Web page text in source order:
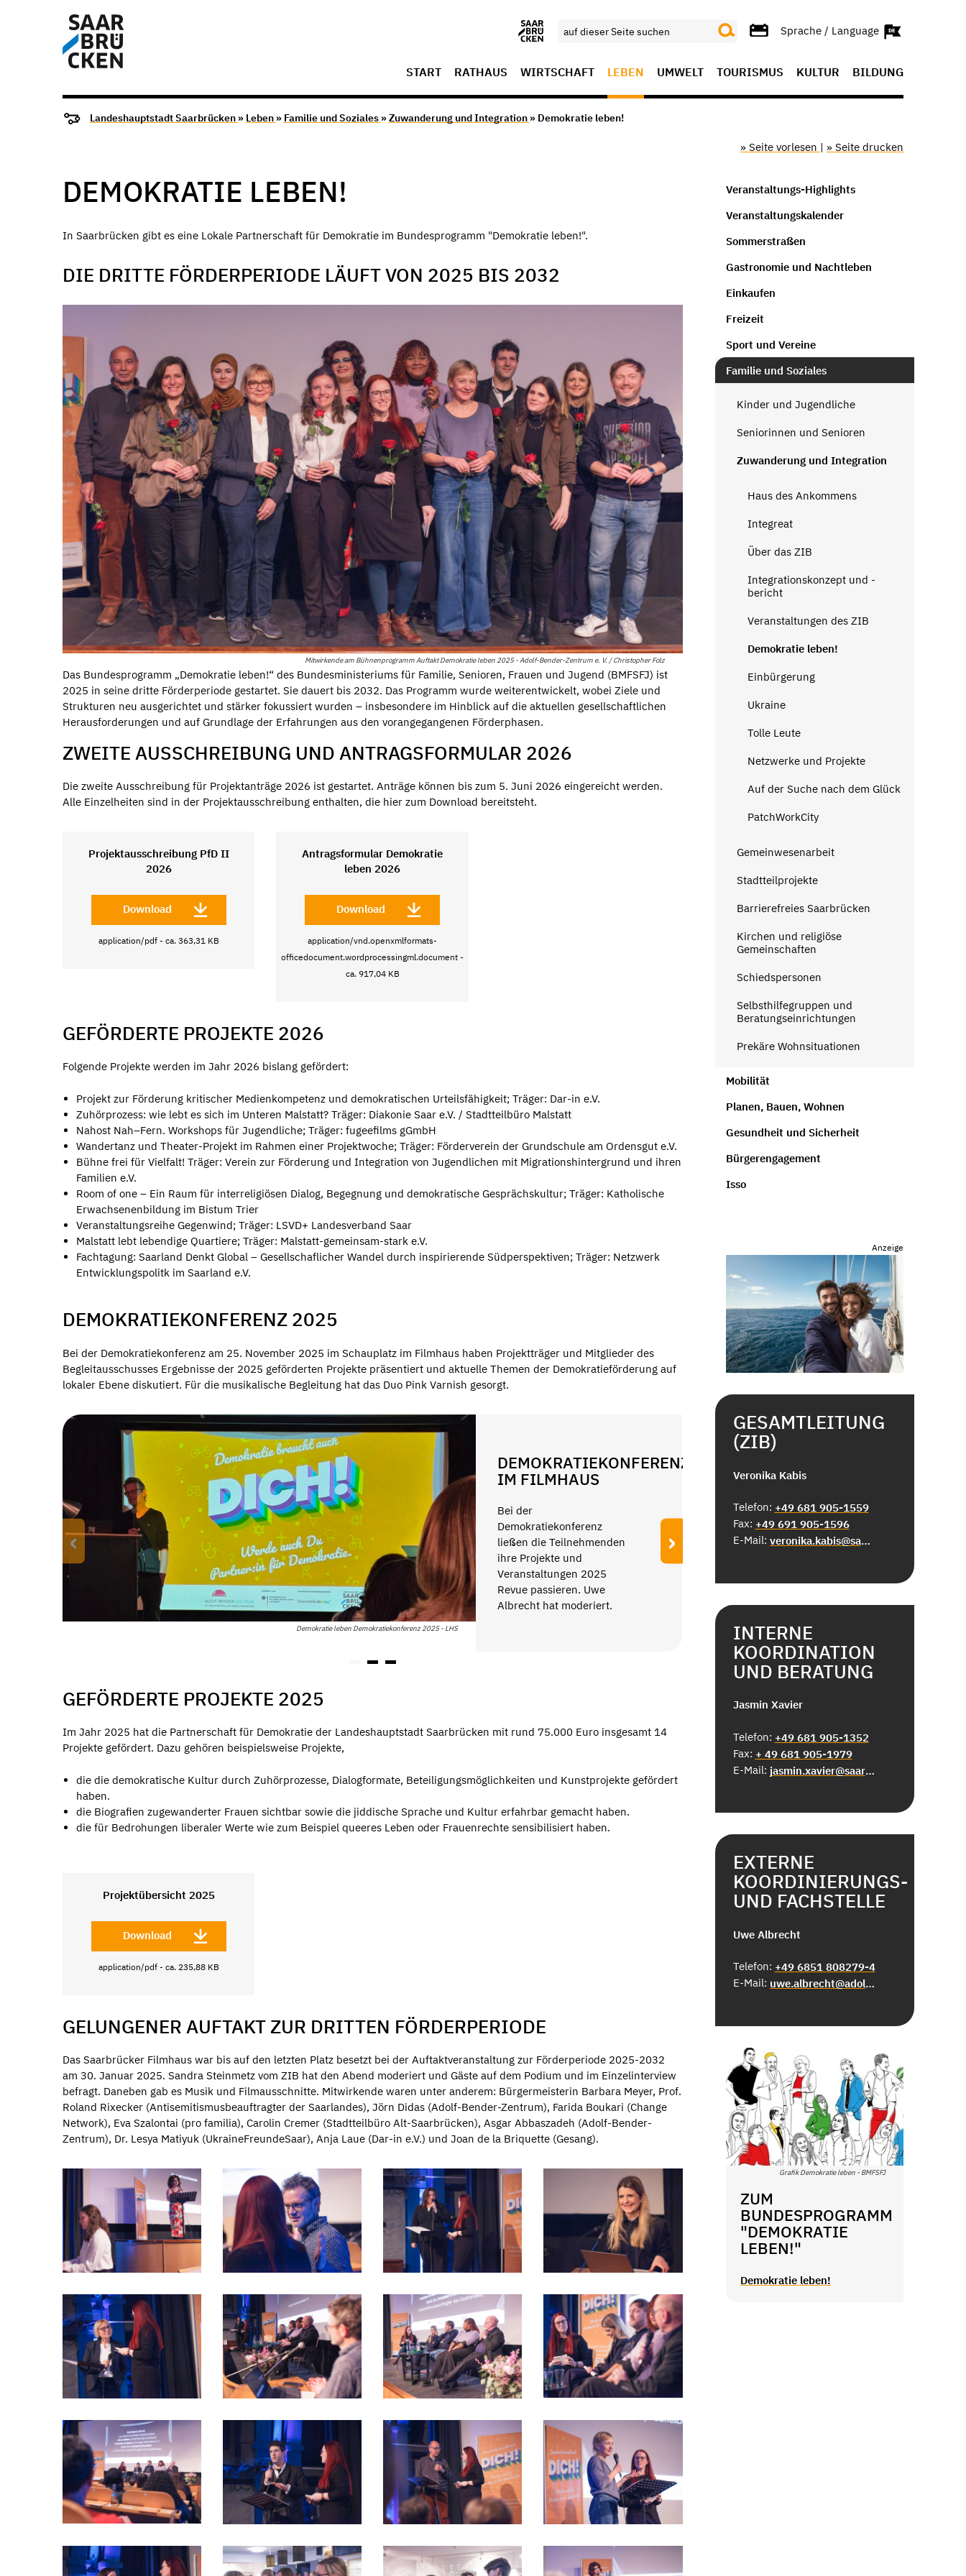
Sprache / Language
START RATHAUS WIRTSCHAFT LEBEN UMWELT TOURISMUS KULTUR BILDUNG
Landeshauptstadt Saarbrücken » Leben » Familie und Soziales »Zuwanderung und Integration » Demokratie leben!
» Seite vorlesen | » Seite drucken
DEMOKRATIE LEBEN!
In Saarbrücken gibt es eine Lokale Partnerschaft für Demokratie im Bundesprogramm "Demokratie leben!".
DIE DRITTE FÖRDERPERIODE LÄUFT VON 2025 BIS 2032
Mitwirkende am Bühnenprogramm Auftakt Demokratie leben 2025 - Adolf-Bender-Zentrum e. V. / Christopher Folz
Das Bundesprogramm „Demokratie leben!“ des Bundesministeriums für Familie, Senioren, Frauen und Jugend (BMFSFJ) ist
2025 in seine dritte Förderperiode gestartet. Sie dauert bis 2032. Das Programm wurde weiterentwickelt, wobei Ziele und
Strukturen neu ausgerichtet und stärker fokussiert wurden – insbesondere im Hinblick auf die aktuellen gesellschaftlichen
Herausforderungen und auf Grundlage der Erfahrungen aus den vorangegangenen Förderphasen.
ZWEITE AUSSCHREIBUNG UND ANTRAGSFORMULAR 2026
Die zweite Ausschreibung für Projektanträge 2026 ist gestartet. Anträge können bis zum 5. Juni 2026 eingereicht werden.
Alle Einzelheiten sind in der Projektausschreibung enthalten, die hier zum Download bereitsteht.
Projektausschreibung PfD II
2026
Download
application/pdf - ca. 363,31 KB
Antragsformular Demokratie
leben 2026
Download
application/vnd.openxmlformats-
officedocument.wordprocessingml.document -
ca. 917,04 KB
GEFÖRDERTE PROJEKTE 2026
Folgende Projekte werden im Jahr 2026 bislang gefördert:
Projekt zur Förderung kritischer Medienkompetenz und demokratischen Urteilsfähigkeit; Träger: Dar-in e.V.
Zuhörprozess: wie lebt es sich im Unteren Malstatt? Träger: Diakonie Saar e.V. / Stadtteilbüro Malstatt
Nahost Nah–Fern. Workshops für Jugendliche; Träger: fugeefilms gGmbH
Wandertanz und Theater-Projekt im Rahmen einer Projektwoche; Träger: Förderverein der Grundschule am Ordensgut e.V.
Bühne frei für Vielfalt! Träger: Verein zur Förderung und Integration von Jugendlichen mit Migrationshintergrund und ihren
Familien e.V.
Room of one – Ein Raum für interreligiösen Dialog, Begegnung und demokratische Gesprächskultur; Träger: Katholische
Erwachsenenbildung im Bistum Trier
Veranstaltungsreihe Gegenwind; Träger: LSVD+ Landesverband Saar
Malstatt lebt lebendige Quartiere; Träger: Malstatt-gemeinsam-stark e.V.
Fachtagung: Saarland Denkt Global – Gesellschaflicher Wandel durch inspirierende Südperspektiven; Träger: Netzwerk
Entwicklungspolitk im Saarland e.V.
DEMOKRATIEKONFERENZ 2025
Bei der Demokratiekonferenz am 25. November 2025 im Schauplatz im Filmhaus haben Projektträger und Mitglieder des
Begleitausschusses Ergebnisse der 2025 geförderten Projekte präsentiert und aktuelle Themen der Demokratieförderung auf
lokaler Ebene diskutiert. Für die musikalische Begleitung hat das Duo Pink Varnish gesorgt.
Demokratie leben Demokratiekonferenz 2025 - LHS
DEMOKRATIEKONFERENZ
IM FILMHAUS
Bei der
Demokratiekonferenz
ließen die Teilnehmenden
ihre Projekte und
Veranstaltungen 2025
Revue passieren. Uwe
Albrecht hat moderiert.
‹ ›
GEFÖRDERTE PROJEKTE 2025
Im Jahr 2025 hat die Partnerschaft für Demokratie der Landeshauptstadt Saarbrücken mit rund 75.000 Euro insgesamt 14
Projekte gefördert. Dazu gehören beispielsweise Projekte,
die die demokratische Kultur durch Zuhörprozesse, Dialogformate, Beteiligungsmöglichkeiten und Kunstprojekte gefördert
haben.
die Biografien zugewanderter Frauen sichtbar sowie die jiddische Sprache und Kultur erfahrbar gemacht haben.
die für Bedrohungen liberaler Werte wie zum Beispiel queeres Leben oder Frauenrechte sensibilisiert haben.
Projektübersicht 2025
Download
application/pdf - ca. 235,88 KB
GELUNGENER AUFTAKT ZUR DRITTEN FÖRDERPERIODE
Das Saarbrücker Filmhaus war bis auf den letzten Platz besetzt bei der Auftaktveranstaltung zur Förderperiode 2025-2032
am 30. Januar 2025. Sandra Steinmetz vom ZIB hat den Abend moderiert und Gäste auf dem Podium und im Einzelinterview
befragt. Daneben gab es Musik und Filmausschnitte. Mitwirkende waren unter anderem: Bürgermeisterin Barbara Meyer, Prof.
Roland Rixecker (Antisemitismusbeauftragter der Saarlandes), Jörn Didas (Adolf-Bender-Zentrum), Farida Boukari (Change
Network), Eva Szalontai (pro familia), Carolin Cremer (Stadtteilbüro Alt-Saarbrücken), Asgar Abbaszadeh (Adolf-Bender-
Zentrum), Dr. Lesya Matiyuk (UkraineFreundeSaar), Anja Laue (Dar-in e.V.) und Joan de la Briquette (Gesang).
Veranstaltungs-Highlights
Veranstaltungskalender
Sommerstraßen
Gastronomie und Nachtleben
Einkaufen
Freizeit
Sport und Vereine
Familie und Soziales
Kinder und Jugendliche
Seniorinnen und Senioren
Zuwanderung und Integration
Haus des Ankommens
Integreat
Über das ZIB
Integrationskonzept und -
bericht
Veranstaltungen des ZIB
Demokratie leben!
Einbürgerung
Ukraine
Tolle Leute
Netzwerke und Projekte
Auf der Suche nach dem Glück
PatchWorkCity
Gemeinwesenarbeit
Stadtteilprojekte
Barrierefreies Saarbrücken
Kirchen und religiöse
Gemeinschaften
Schiedspersonen
Selbsthilfegruppen und
Beratungseinrichtungen
Prekäre Wohnsituationen
Mobilität
Planen, Bauen, Wohnen
Gesundheit und Sicherheit
Bürgerengagement
Isso
Anzeige
GESAMTLEITUNG
(ZIB)
Veronika Kabis
Telefon: +49 681 905-1559
Fax: +49 691 905-1596
E-Mail:
veronika.kabis@saarbruecken.de
INTERNE
KOORDINATION
UND BERATUNG
Jasmin Xavier
Telefon: +49 681 905-1352
Fax: + 49 681 905-1979
E-Mail:
jasmin.xavier@saarbruecken.de
EXTERNE
KOORDINIERUNGS-
UND FACHSTELLE
Uwe Albrecht
Telefon: +49 6851 808279-4
E-Mail:
uwe.albrecht@adolf-bender.de
Grafik Demokratie leben - BMFSFJ
ZUM
BUNDESPROGRAMM
"DEMOKRATIE
LEBEN!"
Demokratie leben!